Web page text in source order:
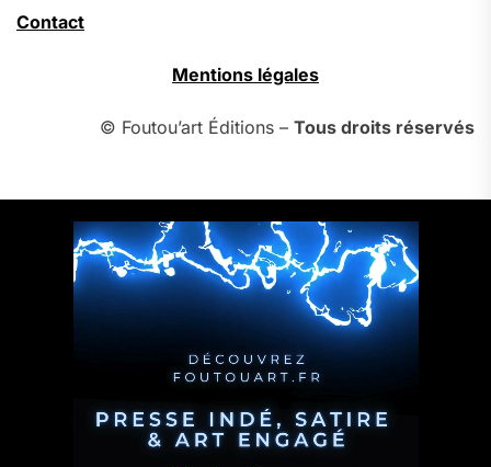
Contact
Mentions légales
© Foutou’art Éditions – Tous droits réservés